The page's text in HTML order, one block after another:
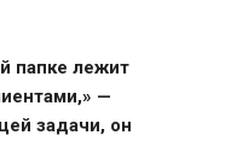
папке лежит
—
задачи, он